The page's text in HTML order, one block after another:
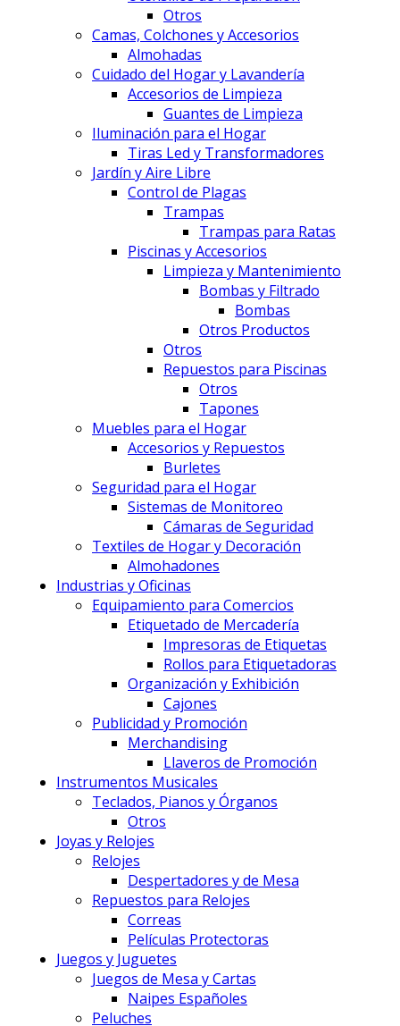
Otros
Camas, Colchones y Accesorios
Almohadas
Cuidado del Hogar y Lavandería
Accesorios de Limpieza
Guantes de Limpieza
Iluminación para el Hogar
Tiras Led y Transformadores
Jardín y Aire Libre
Control de Plagas
Trampas
Trampas para Ratas
Piscinas y Accesorios
Limpieza y Mantenimiento
Bombas y Filtrado
Bombas
Otros Productos
Otros
Repuestos para Piscinas
Otros
Tapones
Muebles para el Hogar
Accesorios y Repuestos
Burletes
Seguridad para el Hogar
Sistemas de Monitoreo
Cámaras de Seguridad
Textiles de Hogar y Decoración
Almohadones
Industrias y Oficinas
Equipamiento para Comercios
Etiquetado de Mercadería
Impresoras de Etiquetas
Rollos para Etiquetadoras
Organización y Exhibición
Cajones
Publicidad y Promoción
Merchandising
Llaveros de Promoción
Instrumentos Musicales
Teclados, Pianos y Órganos
Otros
Joyas y Relojes
Relojes
Despertadores y de Mesa
Repuestos para Relojes
Correas
Películas Protectoras
Juegos y Juguetes
Juegos de Mesa y Cartas
Naipes Españoles
Peluches